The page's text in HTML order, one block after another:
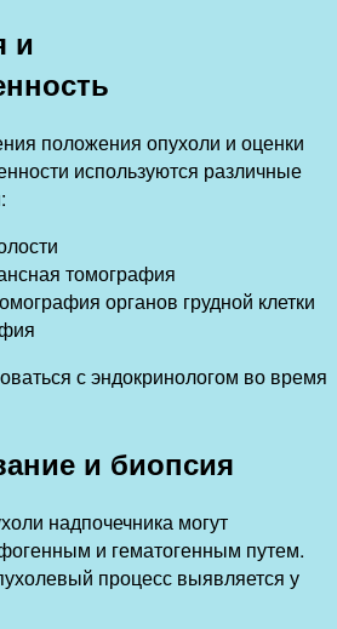
и
положения опухоли и оценки
используются различные
томография
органов грудной клетки
с эндокринологом во время
и биопсия
надпочечника могут
и гематогенным путем.
процесс выявляется у